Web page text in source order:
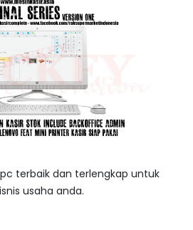
terbaik dan terlengkap untuk
usaha anda.